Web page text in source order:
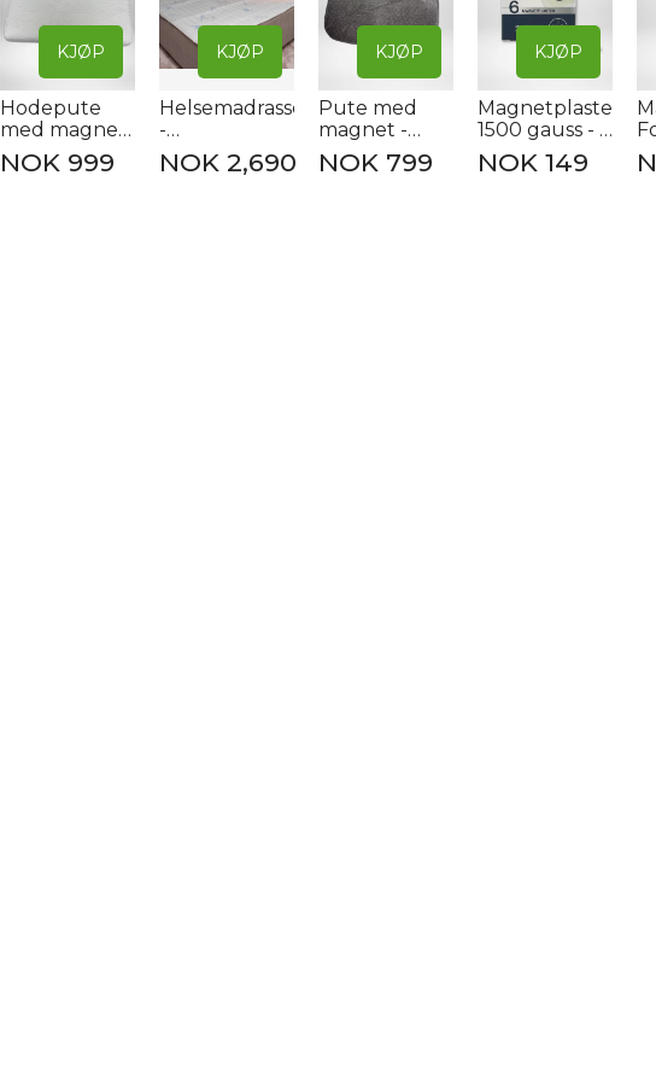
Hodepute
med magnet
-
Norgesputen
NOK 999
KJØP
Helsemadrassen2™
-
Magnet-/overmadrass
NOK 2,690
KJØP
Pute med
magnet -
sittedel -
Norgesputen
NOK 799
KJØP
Magnetplaster
1500 gauss - 6
stk
NOK 149
KJØP